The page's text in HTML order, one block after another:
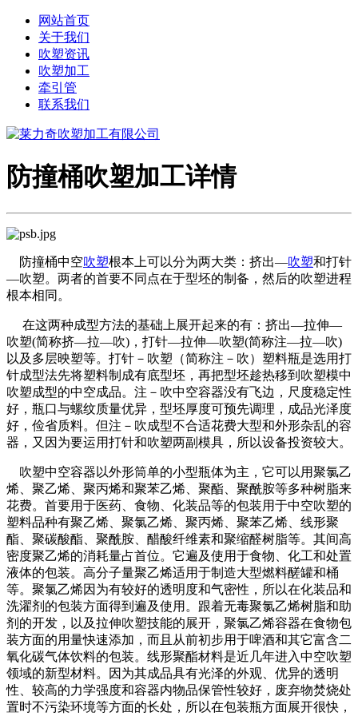
网站首页
关于我们
吹塑资讯
吹塑加工
牵引管
联系我们
防撞桶吹塑加工详情
防撞桶中空吹塑根本上可以分为两大类：挤出—吹塑和打针
—吹塑。两者的首要不同点在于型坯的制备，然后的吹塑进程
根本相同。
在这两种成型方法的基础上展开起来的有：挤出—拉伸—
吹塑(简称挤—拉—吹)，打针—拉伸—吹塑(简称注—拉—吹)
以及多层映塑等。打针－吹塑（简称注－吹）塑料瓶是选用打
针成型法先将塑料制成有底型坯，再把型坯趁热移到吹塑模中
吹塑成型的中空成品。注－吹中空容器没有飞边，尺度稳定性
好，瓶口与螺纹质量优异，型坯厚度可预先调理，成品光泽度
好，俭省质料。但注－吹成型不合适花费大型和外形杂乱的容
器，又因为要运用打针和吹塑两副模具，所以设备投资较大。
吹塑中空容器以外形筒单的小型瓶体为主，它可以用聚氯乙
烯、聚乙烯、聚丙烯和聚苯乙烯、聚酯、聚酰胺等多种树脂来
花费。首要用于医药、食物、化装品等的包装用于中空吹塑的
塑料品种有聚乙烯、聚氯乙烯、聚丙烯、聚苯乙烯、线形聚
酯、聚碳酸酯、聚酰胺、醋酸纤维素和聚缩醛树脂等。其间高
密度聚乙烯的消耗量占首位。它遍及使用于食物、化工和处置
液体的包装。高分子量聚乙烯适用于制造大型燃料醝罐和桶
等。聚氯乙烯因为有较好的透明度和气密性，所以在化装品和
洗濯剂的包装方面得到遍及使用。跟着无毒聚氯乙烯树脂和助
剂的开发，以及拉伸吹塑技能的展开，聚氯乙烯容器在食物包
装方面的用量快速添加，而且从前初步用于啤酒和其它富含二
氧化碳气体饮料的包装。线形聚酯材料是近几年进入中空吹塑
领域的新型材料。因为其成品具有光泽的外观、优异的透明
性、较高的力学强度和容器内物品保管性较好，废弃物焚烧处
置时不污染环境等方面的长处，所以在包装瓶方面展开很快，